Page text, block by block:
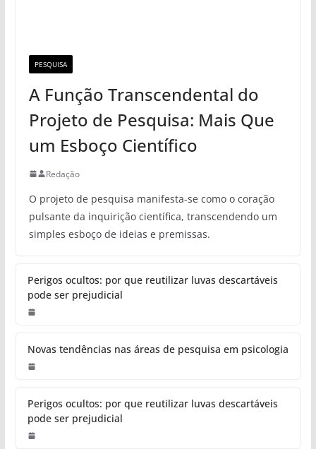
PESQUISA
A Função Transcendental do
Projeto de Pesquisa: Mais Que
um Esboço Científico
Redação
O projeto de pesquisa manifesta-se como o coração
pulsante da inquirição científica, transcendendo um
simples esboço de ideias e premissas.
Perigos ocultos: por que reutilizar luvas descartáveis
pode ser prejudicial
Novas tendências nas áreas de pesquisa em psicologia
Perigos ocultos: por que reutilizar luvas descartáveis
pode ser prejudicial